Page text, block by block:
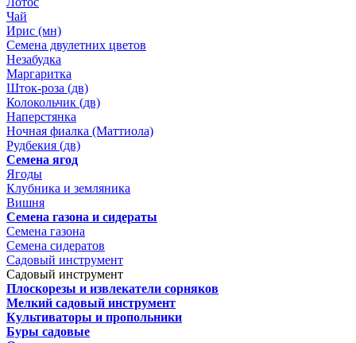
Чай
Ирис (мн)
Семена двулетних цветов
Незабудка
Маргаритка
Шток-роза (дв)
Колокольчик (дв)
Наперстянка
Ночная фиалка (Маттиола)
Рудбекия (дв)
Семена ягод
Ягоды
Клубника и земляника
Вишня
Семена газона и сидераты
Семена газона
Семена сидератов
Садовый инструмент
Садовый инструмент
Плоскорезы и извлекатели сорняков
Мелкий садовый инструмент
Культиваторы и пропольники
Буры садовые